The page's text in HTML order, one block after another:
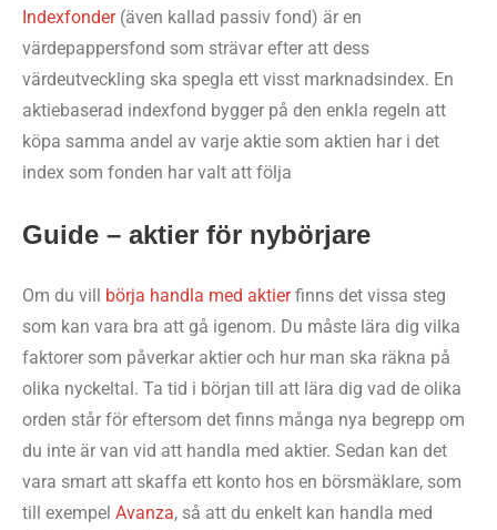
Indexfonder(även kallad passiv fond) är en
värdepappersfond som strävar efter att dess
värdeutveckling ska spegla ett visst marknadsindex. En
aktiebaserad indexfond bygger på den enkla regeln att
köpa samma andel av varje aktie som aktien har i det
index som fonden har valt att följa
Guide – aktier för nybörjare
Om du vill börja handla med aktierfinns det vissa steg
som kan vara bra att gå igenom. Du måste lära dig vilka
faktorer som påverkar aktier och hur man ska räkna på
olika nyckeltal. Ta tid i början till att lära dig vad de olika
orden står för eftersom det finns många nya begrepp om
du inte är van vid att handla med aktier. Sedan kan det
vara smart att skaffa ett konto hos en börsmäklare, som
till exempel Avanza, så att du enkelt kan handla med